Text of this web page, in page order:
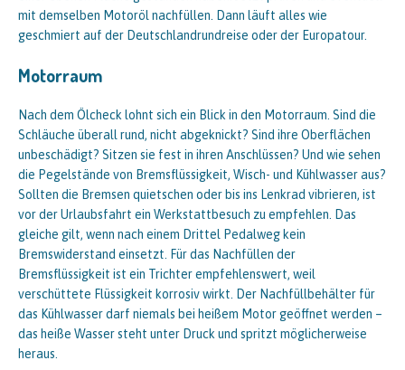
mit demselben Motoröl nachfüllen. Dann läuft alles wie
geschmiert auf der Deutschlandrundreise oder der Europatour.
Motorraum
Nach dem Ölcheck lohnt sich ein Blick in den Motorraum. Sind die
Schläuche überall rund, nicht abgeknickt? Sind ihre Oberflächen
unbeschädigt? Sitzen sie fest in ihren Anschlüssen? Und wie sehen
die Pegelstände von Bremsflüssigkeit, Wisch- und Kühlwasser aus?
Sollten die Bremsen quietschen oder bis ins Lenkrad vibrieren, ist
vor der Urlaubsfahrt ein Werkstattbesuch zu empfehlen. Das
gleiche gilt, wenn nach einem Drittel Pedalweg kein
Bremswiderstand einsetzt. Für das Nachfüllen der
Bremsflüssigkeit ist ein Trichter empfehlenswert, weil
verschüttete Flüssigkeit korrosiv wirkt. Der Nachfüllbehälter für
das Kühlwasser darf niemals bei heißem Motor geöffnet werden –
das heiße Wasser steht unter Druck und spritzt möglicherweise
heraus.